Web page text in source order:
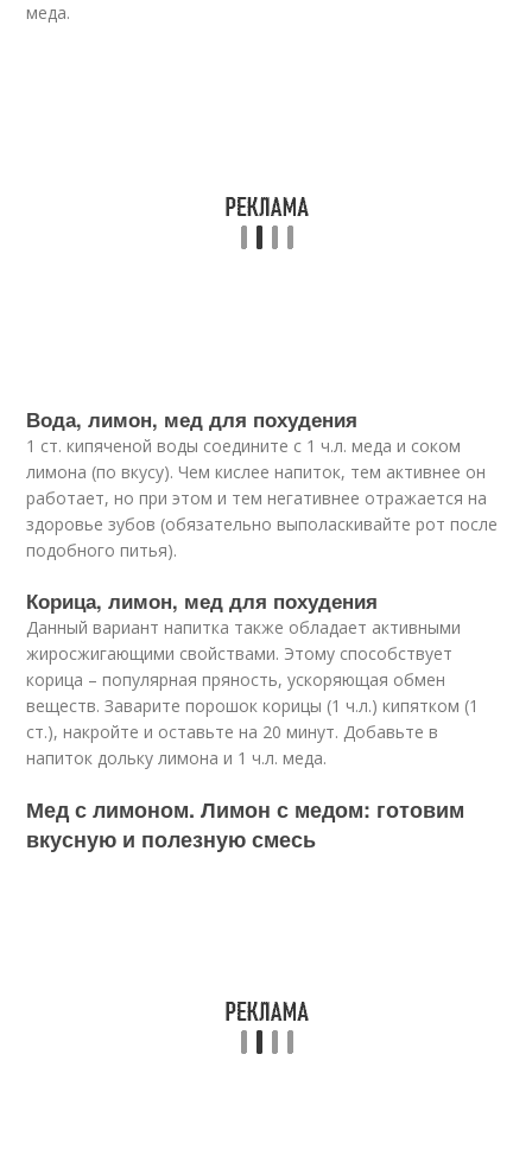
меда.
Вода, лимон, мед для похудения
1 ст. кипяченой воды соедините с 1 ч.л. меда и соком
лимона (по вкусу). Чем кислее напиток, тем активнее он
работает, но при этом и тем негативнее отражается на
здоровье зубов (обязательно выполаскивайте рот после
подобного питья).
Корица, лимон, мед для похудения
Данный вариант напитка также обладает активными
жиросжигающими свойствами. Этому способствует
корица – популярная пряность, ускоряющая обмен
веществ. Заварите порошок корицы (1 ч.л.) кипятком (1
ст.), накройте и оставьте на 20 минут. Добавьте в
напиток дольку лимона и 1 ч.л. меда.
Мед с лимоном. Лимон с медом: готовим
вкусную и полезную смесь